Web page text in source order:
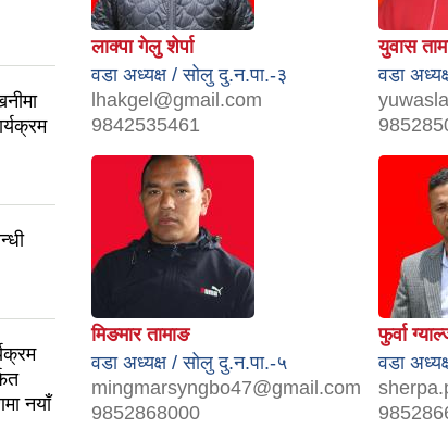
नयाँ
लाक्पा गेलु शेर्पा
वडा अध्यक्ष / सोलु दु.न.पा.-३
lhakgel@gmail.com
9842535461
युवास
वडा
मिङमार तामाङ
वडा अध्यक्ष / सोलु दु.न.पा.-५
mingmarsyngbo47@gmail.com
9852868000
फुर्वा
वडा